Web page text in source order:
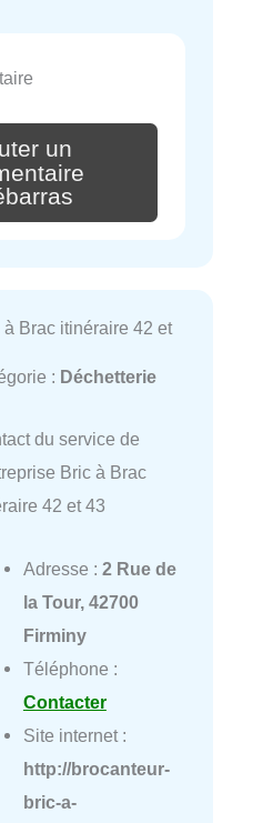
un
à Brac itinéraire 42 et
: Déchetterie
du service de
Bric à Brac
42 et 43
Adresse : 2 Rue de
la Tour, 42700
Firminy
Téléphone :
Contacter
Site internet :
http://brocanteur-
bric-a-